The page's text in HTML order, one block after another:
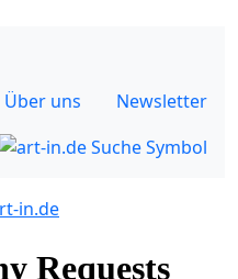
Über uns Newsletter